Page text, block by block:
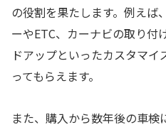
の役割を果たします。例えば
ーやETC、カーナビの取り付
ドアップといったカスタマ
ってもらえます。
また、購入から数年後の車